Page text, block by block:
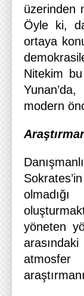
üzerinden
Öyle ki,
ortaya
Nitekim
modern
yöneten
atmosfer